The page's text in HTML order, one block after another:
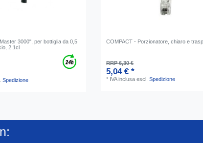
3000", per bottiglia da 0,5
2.1cl
Spedizione
COMPACT - Porzionatore, chiaro e
RRP 6,30 €
5,04 € *
* IVA inclusa escl.Spedizione